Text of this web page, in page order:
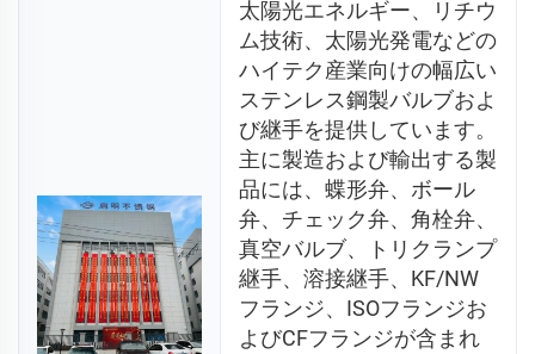
太陽光エネルギー、リチウ
ム技術、太陽光発電などの
ハイテク産業向けの幅広い
ステンレス鋼製バルブおよ
び継手を提供しています。
主に製造および輸出する製
品には、蝶形弁、ボール
弁、チェック弁、角栓弁、
真空バルブ、トリクランプ
継手、溶接継手、KF/NW
フランジ、ISOフランジお
よびCFフランジが含まれ